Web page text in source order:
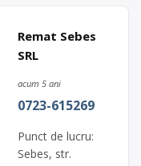
Remat Sebes
SRL
acum 5 ani
0723-615269
Punct de lucru:
Sebes, str.